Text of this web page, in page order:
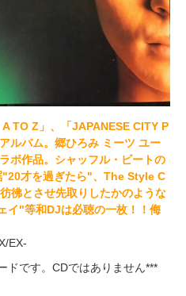
TO Z」、「JAPANESE CITY P
ルバム。郷ひろみ ミーツ ユー
ボ作品。シャッフル・ビートの
"20才を過ぎたら"、The Style C
とさせ先取りしたかのような
イ"等和DJは必聴の一枚！！侮
EX-
ドです。CDではありません***